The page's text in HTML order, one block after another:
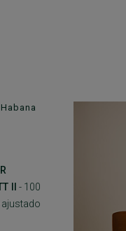
II
- 100
ajustado